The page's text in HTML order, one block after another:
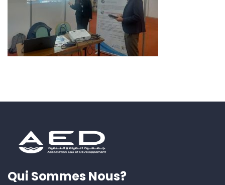
Qui Sommes Nous?